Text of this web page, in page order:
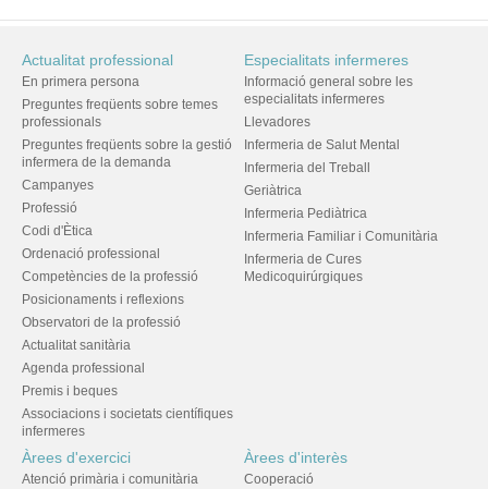
Actualitat professional
En primera persona
Preguntes freqüents sobre temes
professionals
Preguntes freqüents sobre la gestió
infermera de la demanda
Campanyes
Professió
Codi d'Ètica
Ordenació professional
Competències de la professió
Posicionaments i reflexions
Observatori de la professió
Actualitat sanitària
Agenda professional
Premis i beques
Associacions i societats científiques
infermeres
Especialitats infermeres
Informació general sobre les
especialitats infermeres
Llevadores
Infermeria de Salut Mental
Infermeria del Treball
Geriàtrica
Infermeria Pediàtrica
Infermeria Familiar i Comunitària
Infermeria de Cures
Medicoquirúrgiques
Àrees d'exercici
Atenció primària i comunitària
Àrees d'interès
Cooperació